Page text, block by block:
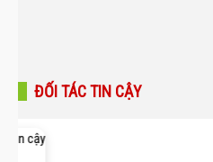
ĐỐI TÁC TIN CẬY